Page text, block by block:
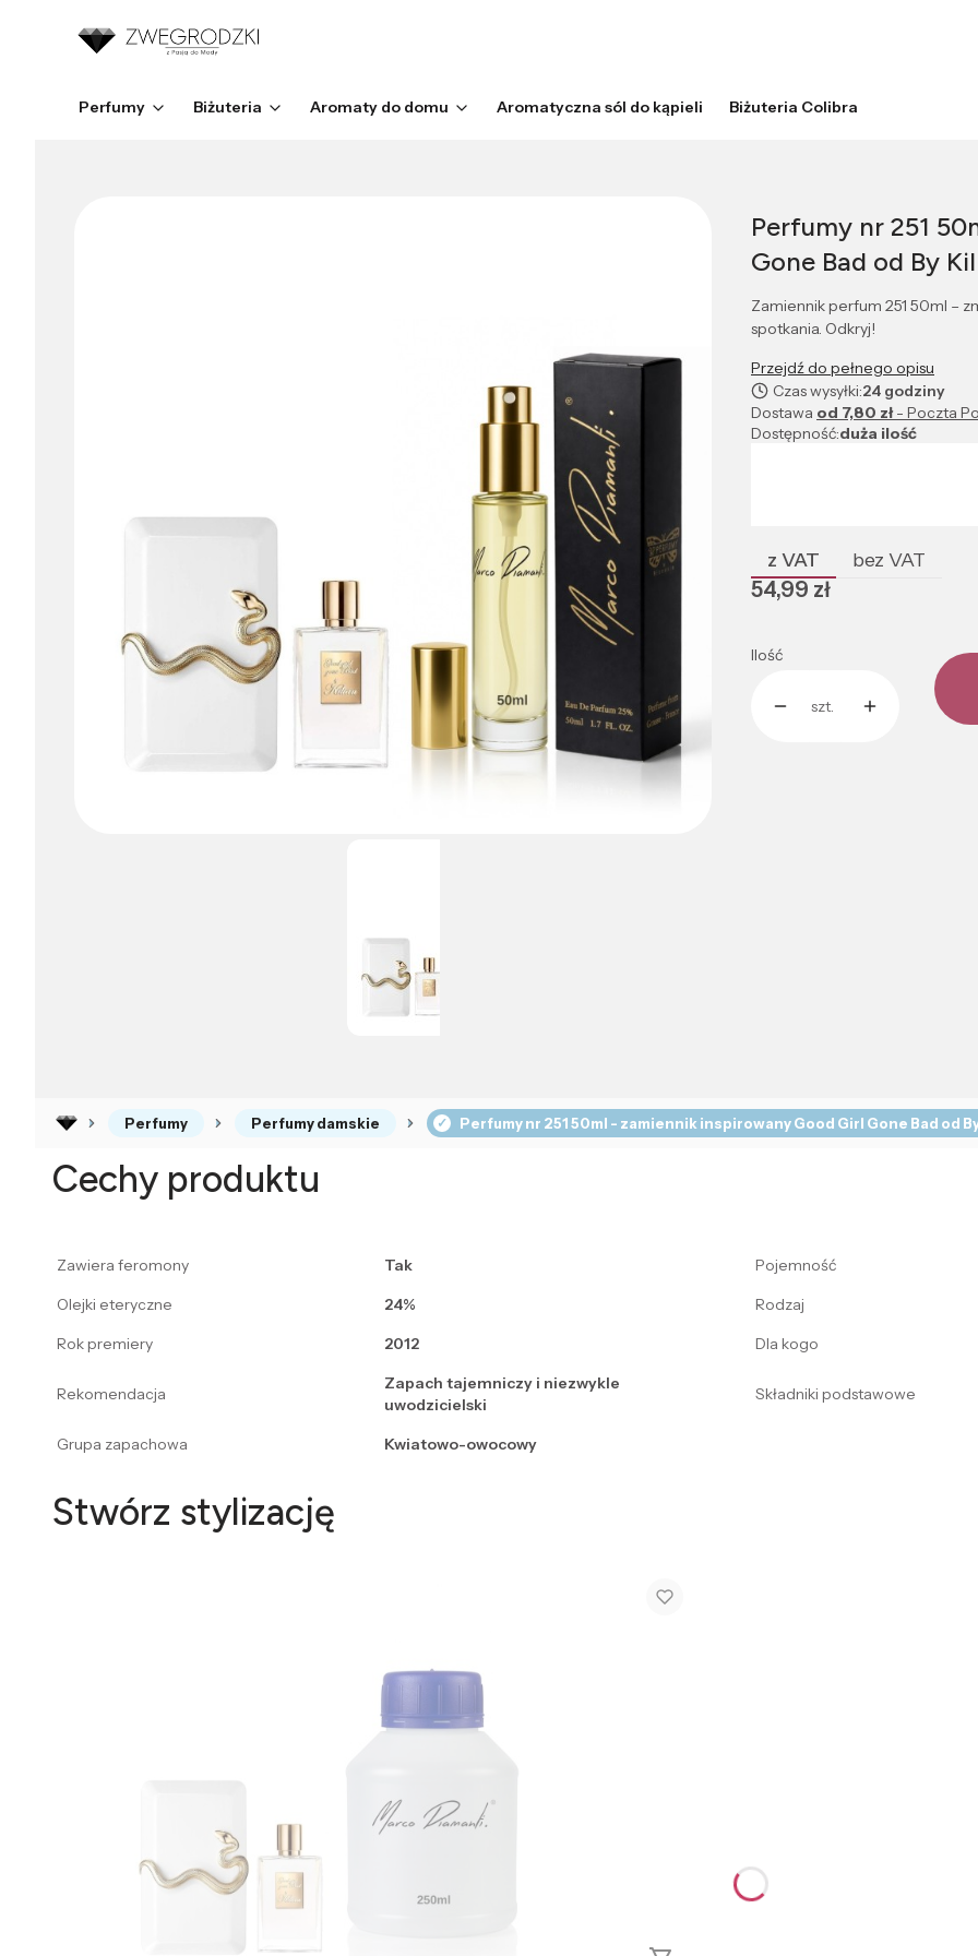
Perfumy Biżuteria Aromaty do domu Aromatyczna sól do kąpieli Biżuteria Colibra
Perfumy nr 251
Gone Bad od By
Zamiennik perfum 251 50ml –
spotkania. Odkryj!
Przejdź do pełnego opisu
Czas wysyłki:24 godziny
Dostawa od 7,80 zł- Poczta
Dostępność:duża ilość
z VAT bez VAT
Cena
54,99 zł
Ilość
szt.
Perfumy Perfumy damskie Perfumy nr 251 50ml - zamiennik inspirowany Good Girl Gone Bad od
Cechy produktu
Zawiera feromony Tak
Pojemność
Olejki eteryczne
24%
Rodzaj
Rok premiery
2012 Dla kogo
Rekomendacja
Zapach tajemniczy i niezwykle
uwodzicielski
Składniki podstawowe
Grupa zapachowa Kwiatowo-owocowy
Stwórz stylizację